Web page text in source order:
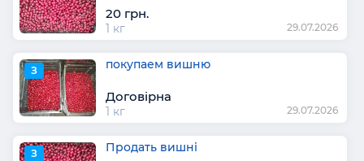
20 грн.
1 кг 29.07.2026
З покупаем вишню
Договірна
1 кг 29.07.2026
З Продать вишні